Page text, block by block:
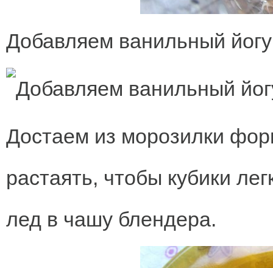
Добавляем ванильный
Достаем из морозилки
растаять, чтобы кубики
лед в чашу блендера.